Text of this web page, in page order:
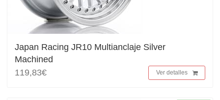
Japan Racing JR10 Multianclaje Silver
Machined
119,83€
Ver detalles